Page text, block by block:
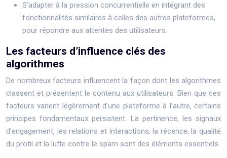
S’adapter à la pression concurrentielle en intégrant des
fonctionnalités similaires à celles des autres plateformes,
pour répondre aux attentes des utilisateurs.
Les facteurs d’influence clés des
algorithmes
De nombreux facteurs influencent la façon dont les algorithmes
classent et présentent le contenu aux utilisateurs. Bien que ces
facteurs varient légèrement d’une plateforme à l’autre, certains
principes fondamentaux persistent. La pertinence, les signaux
d’engagement, les relations et interactions, la récence, la qualité
du profil et la lutte contre le spam sont des éléments essentiels.